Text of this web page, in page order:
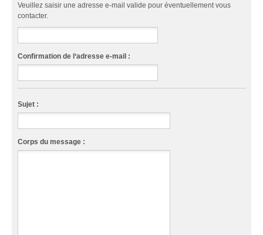
Veuillez saisir une adresse e-mail valide pour éventuellement vous
contacter.
Confirmation de l‘adresse e-mail :
Sujet :
Corps du message :